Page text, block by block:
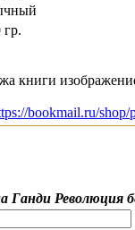
гр.
книги
bookmail.ru/shop/
Ганди Революция